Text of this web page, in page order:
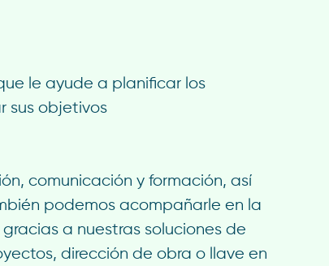
le ayude a planificar los
sus objetivos
comunicación y formación, así
podemos acompañarle en la
a nuestras soluciones de
dirección de obra o llave en